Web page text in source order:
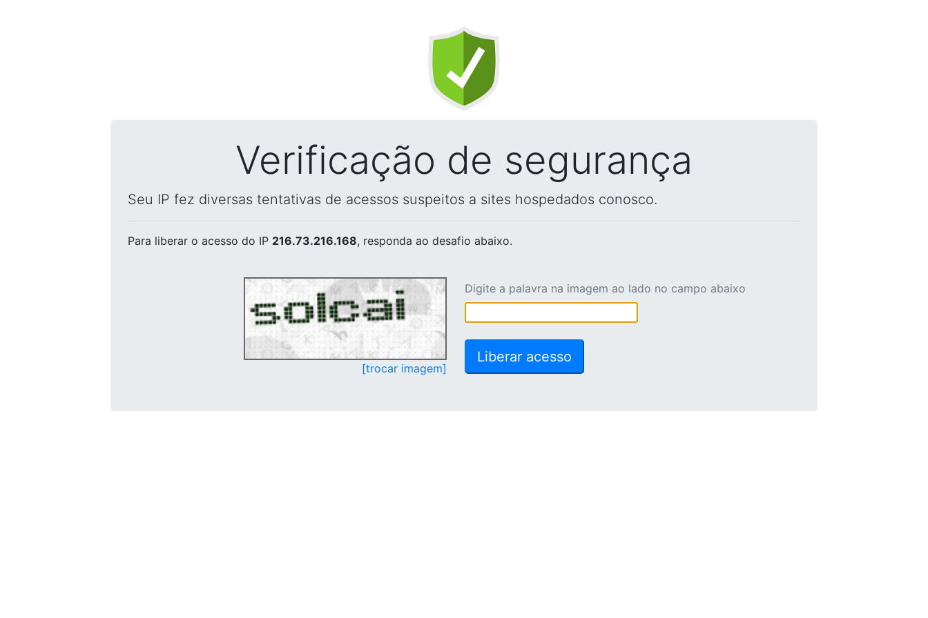
Verificação de segurança
Seu IP fez diversas tentativas de acessos suspeitos a sites hospedados conosco.
Para liberar o acesso do IP 216.73.216.168, responda ao desafio abaixo.
[trocar imagem]
Digite a palavra na imagem ao lado no campo abaixo